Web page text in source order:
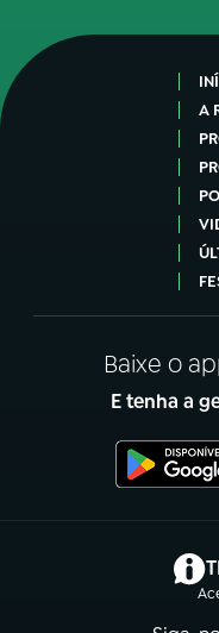
A
Baixe o
E tenha a